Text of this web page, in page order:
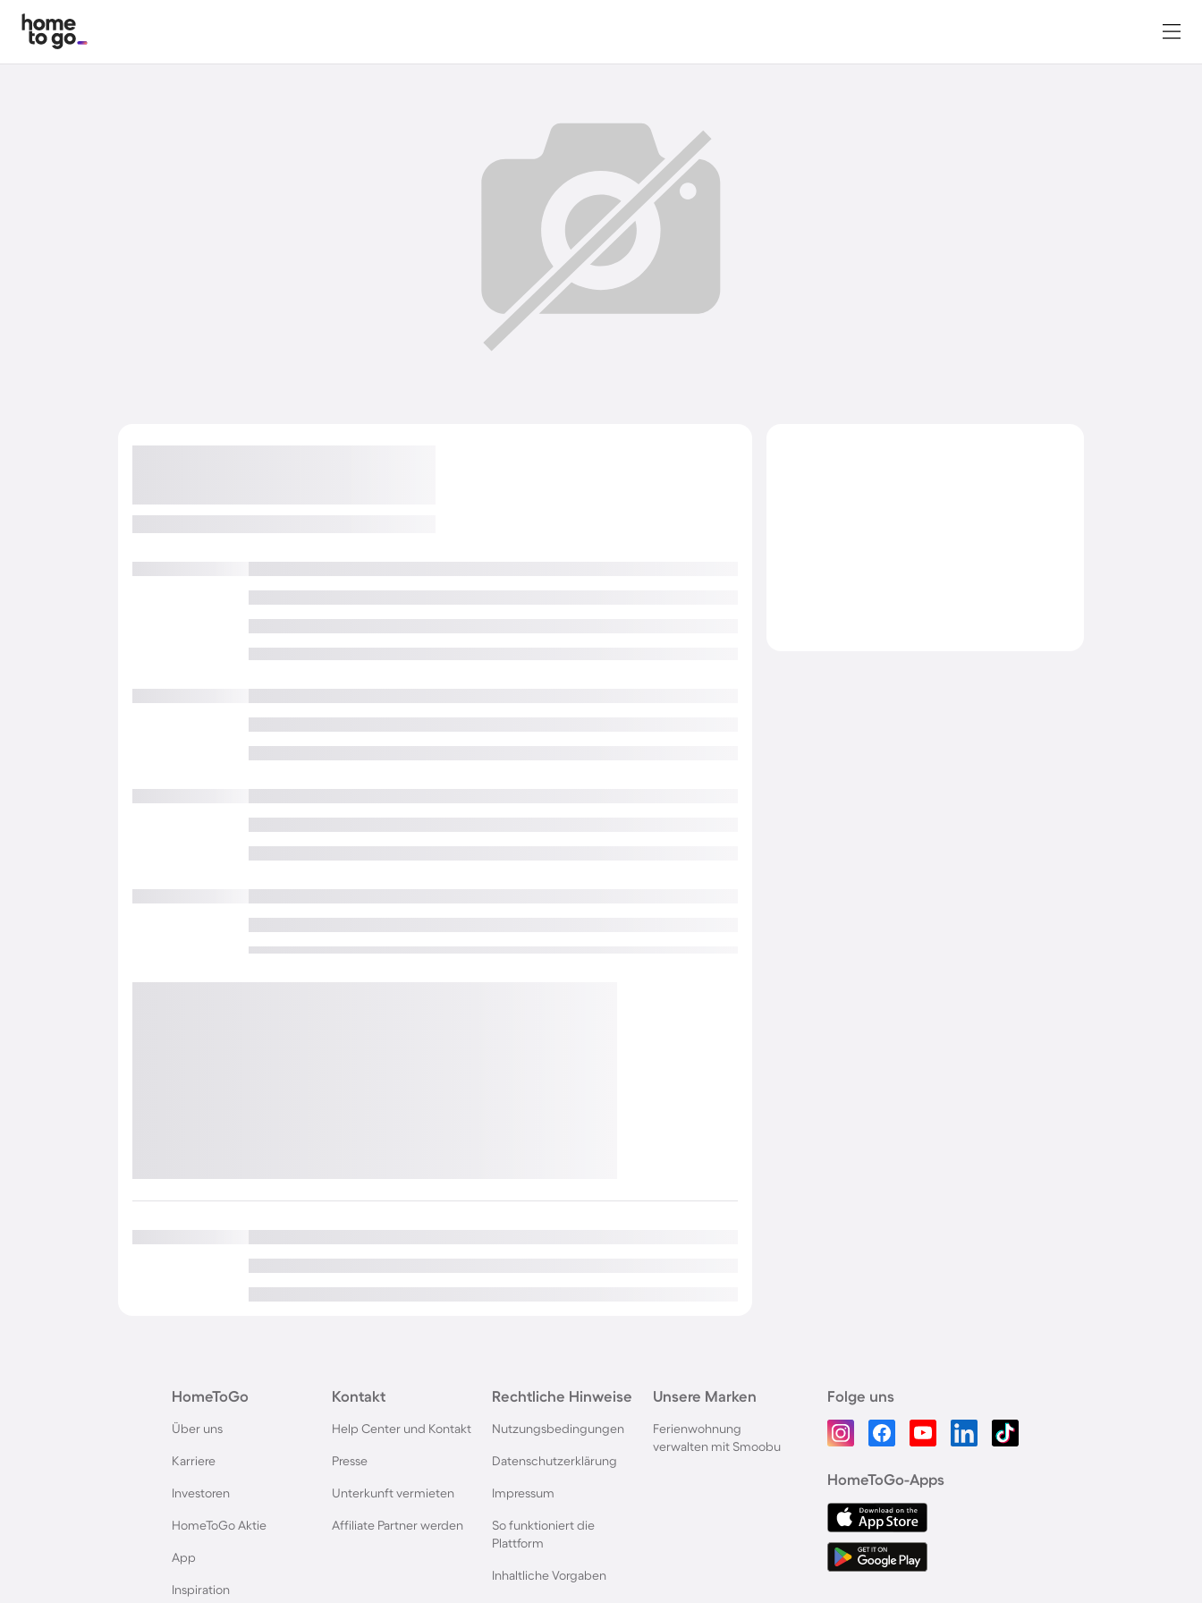
HomeToGo
Über uns
Karriere
Investoren
HomeToGo Aktie
App
Inspiration
Kontakt
Help Center und Kontakt
Presse
Unterkunft vermieten
Affiliate Partner werden
Rechtliche Hinweise
Nutzungsbedingungen
Datenschutzerklärung
Impressum
So funktioniert die
Plattform
Inhaltliche Vorgaben
Unsere Marken
Ferienwohnung
verwalten mit Smoobu
Folge uns
HomeToGo-Apps